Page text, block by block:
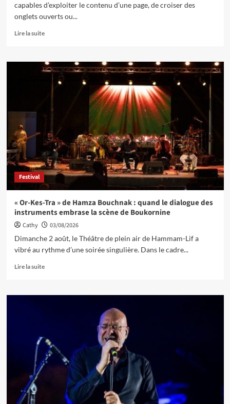
capables d’exploiter le contenu d’une page, de croiser des
onglets ouverts ou...
Lire la suite
Festival
« Or-Kes-Tra » de Hamza Bouchnak : quand le dialogue des
instruments embrase la scène de Boukornine
Cathy
03/08/2026
Dimanche 2 août, le Théâtre de plein air de Hammam-Lif a
vibré au rythme d’une soirée singulière. Dans le cadre...
Lire la suite